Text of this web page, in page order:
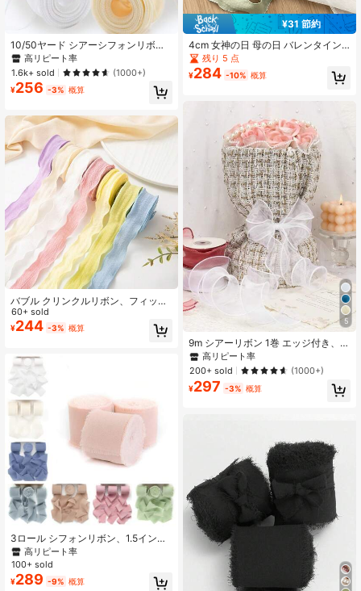
10/50ヤード シアーシフォンリボン
オーガンジー サテンリボン ギフト包
装 装飾 クリスマス 結婚式 誕生日パ
ーティー ブーケ リース 縫製用品
高リピート率
1.6k+ sold
(1000+)
¥256 -3% 概算
バブル クリンクルリボン、フィッシ
ュテール オーガンジーリボン、花屋
のDIY クラフト用品、リボン、ヘッ
ドピース、衣料アクセサリー
60+ sold
¥244 -3% 概算
3ロール シフォンリボン、1.5インチ
x 5.5ヤード/ロール、ギフトラッピン
グ、結婚式の招待状、DIY クラフ
ト、ブライダルブーケ、クリスマス
用リボン
高リピート率
100+ sold
¥289 -9% 概算
¥31 節約
4cm 女神の日 母の日 バレンタイン
デー プリーツサテンリボン 高級感の
ある弾性ラッフルバブルプリーツウ
ェビング ケーキ 誕生日ギフトボック
ヘアバンド ケーキ包装 DIY リボン 花
束 ギフト ケーキ包装 F
残り 5 点
¥284 -10% 概算
5
9m シアーリボン 1巻 エッジ付き、花
やアーティスティックなパッケー
ジ、リボンがけ、ギフトラッピン
グ、結婚式、お祭り、パーティーの
装飾、バレンタインデー、新学期に
高リピート率
200+ sold
(1000+)
¥297 -3% 概算